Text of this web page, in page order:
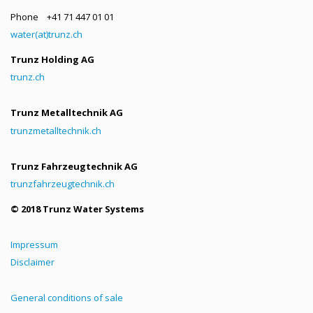
Phone +41 71 447 01 01
water(at)trunz.ch
Trunz Holding AG
trunz.ch
Trunz Metalltechnik AG
trunzmetalltechnik.ch
Trunz Fahrzeugtechnik AG
trunzfahrzeugtechnik.ch
© 2018 Trunz Water Systems
Impressum
Disclaimer
General conditions of sale